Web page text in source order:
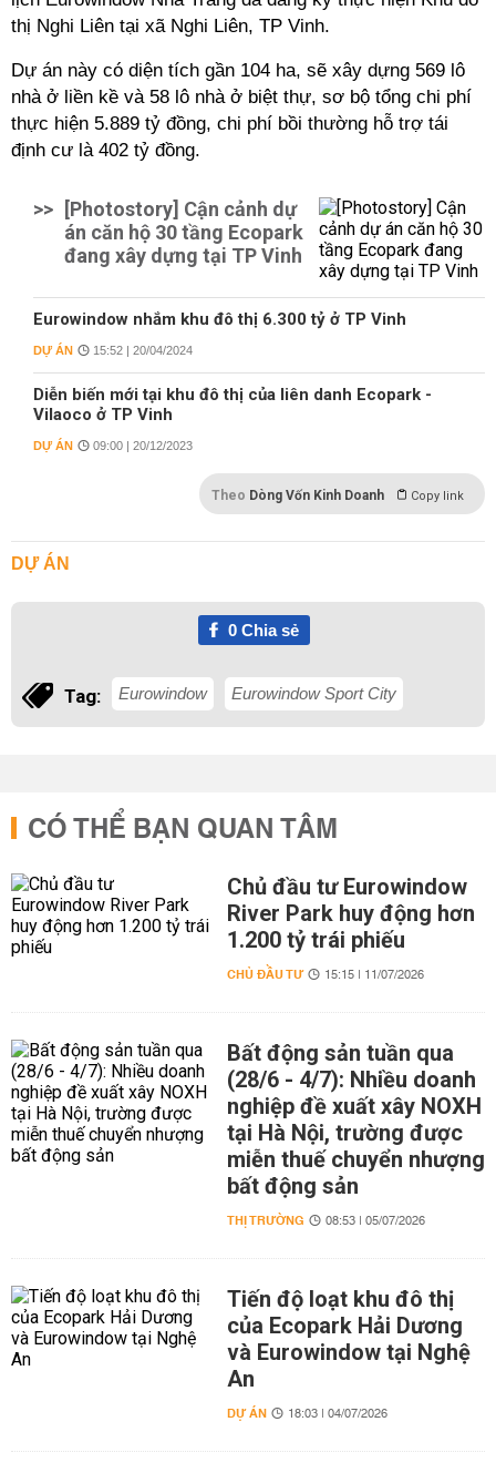
thị Nghi Liên tại xã Nghi Liên, TP Vinh.
Dự án này có diện tích gần 104 ha, sẽ xây dựng 569 lô
nhà ở liền kề và 58 lô nhà ở biệt thự, sơ bộ tổng chi phí
thực hiện 5.889 tỷ đồng, chi phí bồi thường hỗ trợ tái
định cư là 402 tỷ đồng.
>>
[Photostory] Cận cảnh dự
án căn hộ 30 tầng Ecopark
đang xây dựng tại TP Vinh
Eurowindow nhắm khu đô thị 6.300 tỷ ở TP Vinh
DỰ ÁN 15:52 | 20/04/2024
Diễn biến mới tại khu đô thị của liên danh Ecopark -
Vilaoco ở TP Vinh
DỰ ÁN 09:00 | 20/12/2023
Theo Dòng Vốn Kinh Doanh Copy link
DỰ ÁN
0Chia sẻ
Tag: Eurowindow Eurowindow Sport City
CÓ THỂ BẠN QUAN TÂM
Chủ đầu tư Eurowindow
River Park huy động hơn
1.200 tỷ trái phiếu
CHỦ ĐẦU TƯ 15:15 | 11/07/2026
Bất động sản tuần qua
(28/6 - 4/7): Nhiều doanh
nghiệp đề xuất xây NOXH
tại Hà Nội, trường được
miễn thuế chuyển nhượng
bất động sản
THỊ TRƯỜNG 08:53 | 05/07/2026
Tiến độ loạt khu đô thị
của Ecopark Hải Dương
và Eurowindow tại Nghệ
An
DỰ ÁN 18:03 | 04/07/2026